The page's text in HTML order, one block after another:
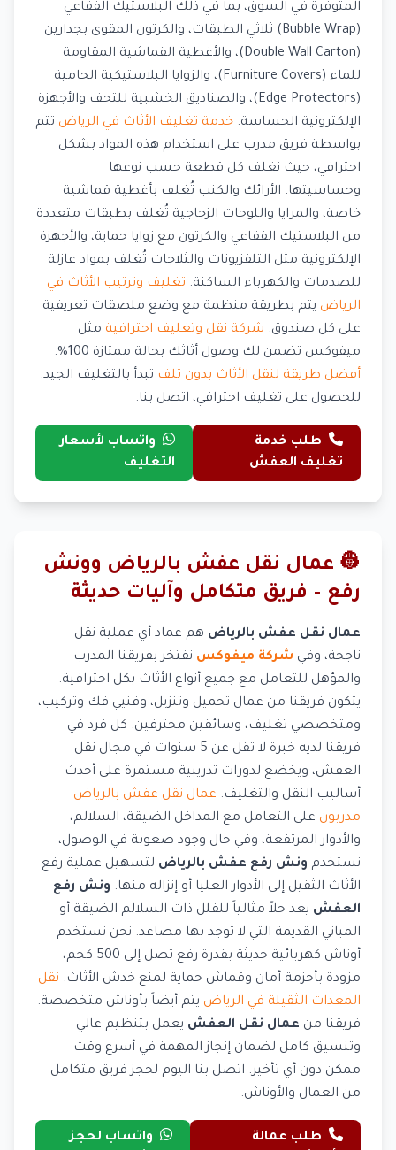
المتوفرة في السوق، بما في ذلك البلاستيك الفقاعي
(Bubble Wrap) ثلاثي الطبقات، والكرتون المقوى بجدارين
(Double Wall Carton)، والأغطية القماشية المقاومة
للماء (Furniture Covers)، والزوايا البلاستيكية الحامية
(Edge Protectors)، والصناديق الخشبية للتحف والأجهزة
الإلكترونية الحساسة. خدمة تغليف الأثاث في الرياض تتم
بواسطة فريق مدرب على استخدام هذه المواد بشكل
احترافي، حيث نغلف كل قطعة حسب نوعها
وحساسيتها. الأرائك والكنب تُغلف بأغطية قماشية
خاصة، والمرايا واللوحات الزجاجية تُغلف بطبقات متعددة
من البلاستيك الفقاعي والكرتون مع زوايا حماية، والأجهزة
الإلكترونية مثل التلفزيونات والثلاجات تُغلف بمواد عازلة
للصدمات والكهرباء الساكنة. تغليف وترتيب الأثاث في
الرياض يتم بطريقة منظمة مع وضع ملصقات تعريفية
على كل صندوق. شركة نقل وتغليف احترافية مثل
ميفوكس تضمن لك وصول أثاثك بحالة ممتازة 100%.
أفضل طريقة لنقل الأثاث بدون تلف تبدأ بالتغليف الجيد.
للحصول على تغليف احترافي، اتصل بنا.
طلب خدمة
تغليف العفش
واتساب لأسعار
التغليف
👷 عمال نقل عفش بالرياض وونش
رفع – فريق متكامل وآليات حديثة
عمال نقل عفش بالرياض هم عماد أي عملية نقل
ناجحة، وفي شركة ميفوكس نفتخر بفريقنا المدرب
والمؤهل للتعامل مع جميع أنواع الأثاث بكل احترافية.
يتكون فريقنا من عمال تحميل وتنزيل، وفنيي فك وتركيب،
ومتخصصي تغليف، وسائقين محترفين. كل فرد في
فريقنا لديه خبرة لا تقل عن 5 سنوات في مجال نقل
العفش، ويخضع لدورات تدريبية مستمرة على أحدث
أساليب النقل والتغليف. عمال نقل عفش بالرياض
مدربون على التعامل مع المداخل الضيقة، السلالم،
والأدوار المرتفعة، وفي حال وجود صعوبة في الوصول،
نستخدم ونش رفع عفش بالرياض لتسهيل عملية رفع
الأثاث الثقيل إلى الأدوار العليا أو إنزاله منها. ونش رفع
العفش يعد حلاً مثالياً للفلل ذات السلالم الضيقة أو
المباني القديمة التي لا توجد بها مصاعد. نحن نستخدم
أوناش كهربائية حديثة بقدرة رفع تصل إلى 500 كجم،
مزودة بأحزمة أمان وقماش حماية لمنع خدش الأثاث. نقل
المعدات الثقيلة في الرياض يتم أيضاً بأوناش متخصصة.
فريقنا من عمال نقل العفش يعمل بتنظيم عالي
وتنسيق كامل لضمان إنجاز المهمة في أسرع وقت
ممكن دون أي تأخير. اتصل بنا اليوم لحجز فريق متكامل
من العمال والأوناش.
طلب عمالة
واتساب لحجز